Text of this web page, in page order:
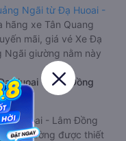
Ngãi từ Đạ Huoai -
hãng xe Tân Quang
mãi, giá vé Xe Đạ
Ngãi giường nằm này
Huoai - Lâm Đồng
nghi
Huoai - Lâm Đồng
mỗi giường được thiết